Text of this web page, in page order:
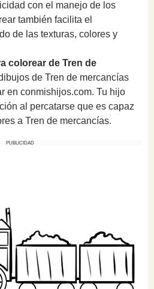
con el manejo de los
también facilita el
de las texturas, colores y
colorear de Tren de
de Tren de mercancías
en conmishijos.com. Tu hijo
al percatarse que es capaz
a Tren de mercancías.
PUBLICIDAD